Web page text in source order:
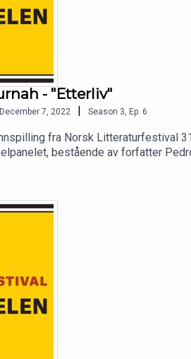
- "Etterliv"
7, 2022 | Season 3 Ep. 6
fra Norsk Litteraturfestival
bestående av forfatter